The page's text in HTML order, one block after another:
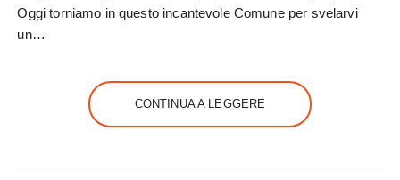
Oggi torniamo in questo incantevole Comune per svelarvi
un…
CONTINUA A LEGGERE